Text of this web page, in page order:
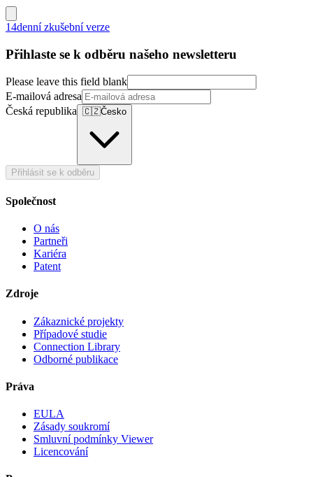
14denní zkušební verze
Přihlaste se k odběru našeho newsletteru
Please leave this field blank
E-mailová adresa
Česká republika 🇨🇿Česko
Přihlásit se k odběru
Společnost
O nás
Partneři
Kariéra
Patent
Zdroje
Zákaznické projekty
Případové studie
Connection Library
Odborné publikace
Práva
EULA
Zásady soukromí
Smluvní podmínky Viewer
Licencování